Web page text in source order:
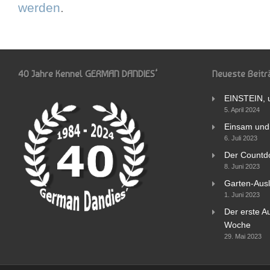
werden.
40 Jahre Kennel GERMAN DANDIES‘ Neueste
EINSTEIN,
5. April 2024
Einsam
6. Juli 2023
Der
8. Juni 2023
Garten-
1. Juni 2023
Der erste
Woche
29. Mai 2023